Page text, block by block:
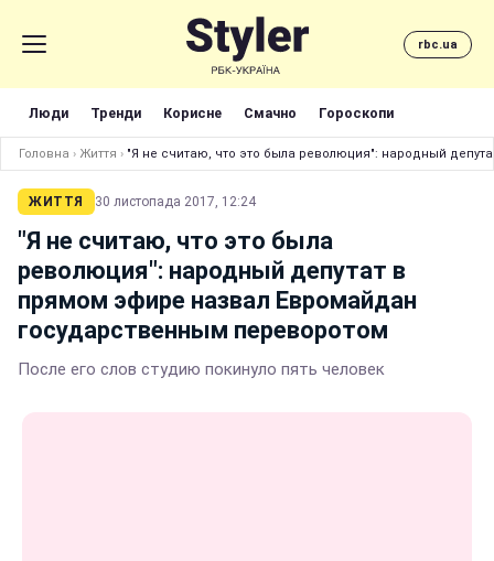
rbc.ua
Люди Тренди Корисне Смачно Гороскопи
Головна › Життя › "Я не считаю, что это была революция": народный
ЖИТТЯ 30 листопада 2017, 12:24
"Я не считаю, что это была
революция": народный депутат в
прямом эфире назвал Евромайдан
государственным переворотом
После его слов студию покинуло пять человек